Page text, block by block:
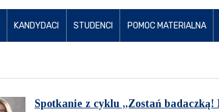
KANDYDACI STUDENCI POMOC MATERIALNA
Spotkanie z cyklu „Zostań badaczką!